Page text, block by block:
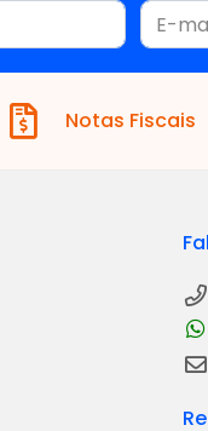
Notas Fiscais